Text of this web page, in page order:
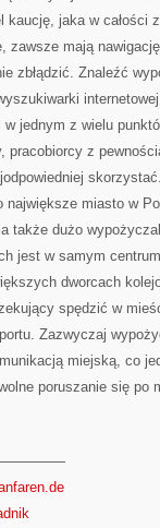
kaucję, jaka w całości
zawsze mają
zbłądzić. Znaleźć
w jednym z wielu
pracobiorcy z
największe miasto w
także dużo
jest w samym
dworcach
spędzić w
Zazwyczaj
miejską, co
poruszanie się po